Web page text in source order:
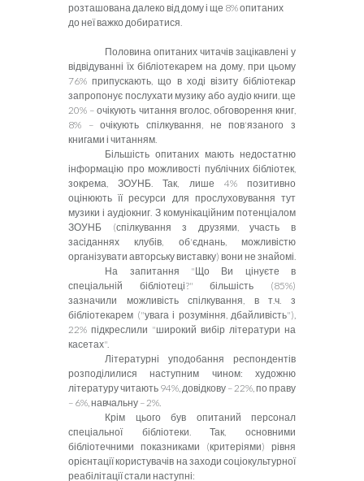
розташована далеко від дому і ще 8% опитаних
до неї важко добиратися.
Половина опитаних читачів зацікавлені у
відвідуванні їх бібліотекарем на дому, при цьому
76% припускають, що в ході візиту бібліотекар
запропонує послухати музику або аудіо книги, ще
20% – очікують читання вголос, обговорення книг,
8% – очікують спілкування, не пов'язаного з
книгами і читанням.
Більшість опитаних мають недостатню
інформацію про можливості публічних бібліотек,
зокрема, ЗОУНБ. Так, лише 4% позитивно
оцінюють її ресурси для прослуховування тут
музики і аудіокниг. З комунікаційним потенціалом
ЗОУНБ (спілкування з друзями, участь в
засіданнях клубів, об'єднань, можливістю
організувати авторську виставку) вони не знайомі.
На запитання "Що Ви цінуєте в
спеціальній бібліотеці?" більшість (85%)
зазначили можливість спілкування, в т.ч. з
бібліотекарем ("увага і розуміння, дбайливість"),
22% підкреслили "широкий вибір літератури на
касетах".
Літературні уподобання респондентів
розподілилися наступним чином: художню
літературу читають 94%, довідкову – 22%, по праву
– 6%, навчальну – 2%.
Крім цього був опитаний персонал
спеціальної бібліотеки. Так, основними
бібліотечними показниками (критеріями) рівня
орієнтації користувачів на заходи соціокультурної
реабілітації стали наступні: